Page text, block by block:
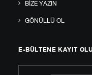
BIZE YAZIN
GÖNÜLLÜ OL
E-BÜLTENE KAYIT